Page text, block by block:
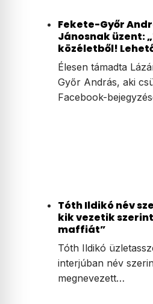
Fekete-Győr
Jánosnak üzent:
közéletből!
Élesen támadta
Győr András, aki
Facebook-
Tóth Ildikó név
kik vezetik
maffiát”
Tóth Ildikó
interjúban név
megnevezett…